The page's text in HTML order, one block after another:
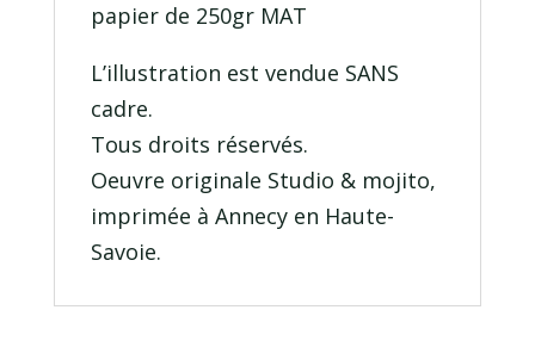
papier de 250gr MAT
L’illustration est vendue SANS
cadre.
Tous droits réservés.
Oeuvre originale Studio & mojito,
imprimée à Annecy en Haute-
Savoie.